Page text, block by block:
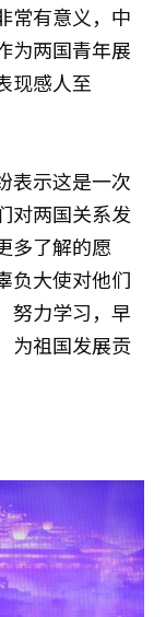
常有意义，中
为两国青年展
现感人至
表示这是一次
对两国关系发
多了解的愿
负大使对他们
努力学习，早
为祖国发展贡